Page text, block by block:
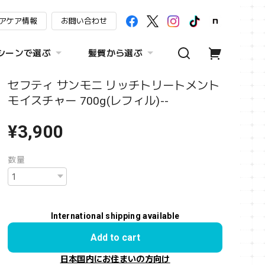
ケア情報 お問い合わせ
ーンで選ぶ 髪質から選ぶ
セフティ サンモニ リッチトリートメント
モイスチャー 700g(レフィル)--
¥3,900
数量
International shipping available
Add to cart
日本国内にお住まいの方向け